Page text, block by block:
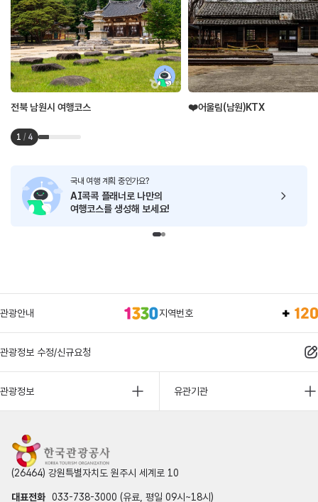
전북 남원시 여행코스 ❤️어울림(남원)KTX
1 / 4
국내 여행 계획 중인가요?
AI콕콕 플래너로 나만의
여행코스를 생성해 보세요!
관광안내 지역번호
관광정보 수정/신규요청
관광정보 유관기관
(26464) 강원특별자치도 원주시 세계로 10
대표전화 033-738-3000 (유료, 평일 09시~18시)